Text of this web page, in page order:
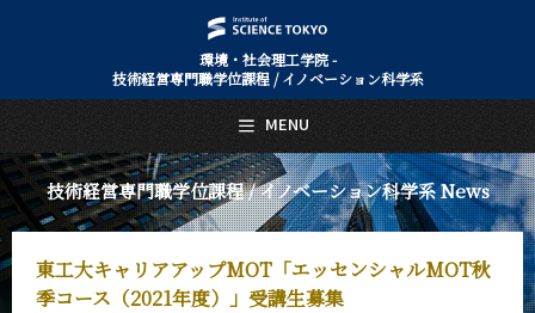
環境・社会理工学院 -
技術経営専門職学位課程 / イノベーション科学系
技術経営専門職学位課程 / イノベーション科学系 News
東工大キャリアアップMOT「エッセンシャルMOT秋
季コース（2021年度）」受講生募集
MENU
日本語 English
Top Page
技術経営専門職学位課程 / イノベーション科学系について
About Us
教育
Education